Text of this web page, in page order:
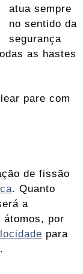
atua sempre
no sentido da
segurança
as hastes
pare com
de fissão
. Quanto
a
átomos, por
para